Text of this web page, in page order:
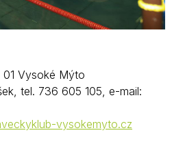
01 Vysoké Mýto
tel. 736 605 105, e-mail:
vysokemyto.cz